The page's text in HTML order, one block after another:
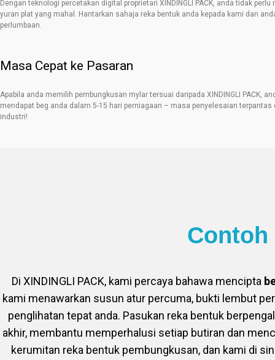
Dengan teknologi percetakan digital proprietari XINDINGLI PACK, anda tidak perlu
yuran plat yang mahal. Hantarkan sahaja reka bentuk anda kepada kami dan
perlumbaan.
Masa Cepat ke Pasaran
Apabila anda memilih pembungkusan mylar tersuai daripada XINDINGLI PACK,
mendapat beg anda dalam 5-15 hari perniagaan – masa penyelesaian terpantas
industri!
Contoh
Di XINDINGLI PACK, kami percaya bahawa mencipta
kami menawarkan susun atur percuma, bukti lembut
penglihatan tepat anda. Pasukan reka bentuk
akhir, membantu memperhalusi setiap butiran dan
kerumitan reka bentuk pembungkusan, dan kami di